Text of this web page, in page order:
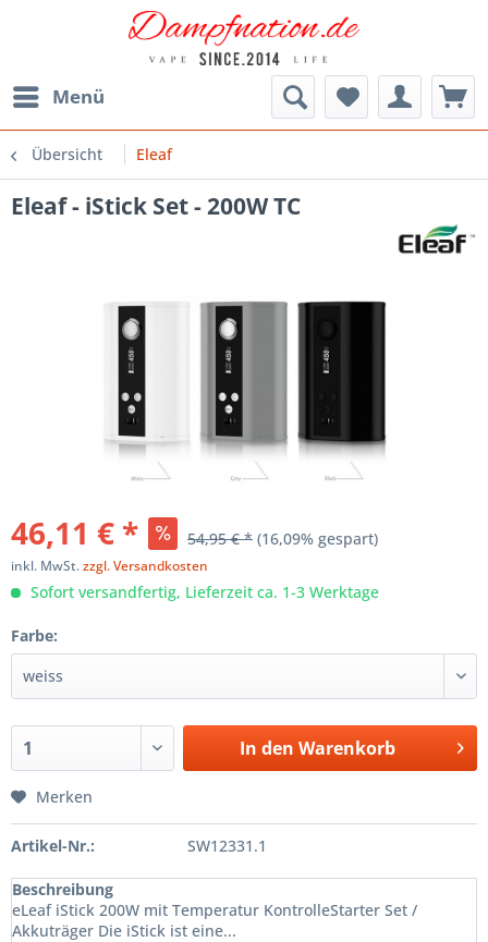
Menü
Übersicht Eleaf
Eleaf - iStick Set - 200W TC
46,11 € * 54,95 € * (16,09% gespart)
inkl. MwSt.zzgl. Versandkosten
Sofort versandfertig, Lieferzeit ca. 1-3 Werktage
Farbe:
In den Warenkorb
Merken
Artikel-Nr.: SW12331.1
Beschreibung
eLeaf iStick 200W mit Temperatur KontrolleStarter Set /
Akkuträger Die iStick ist eine...